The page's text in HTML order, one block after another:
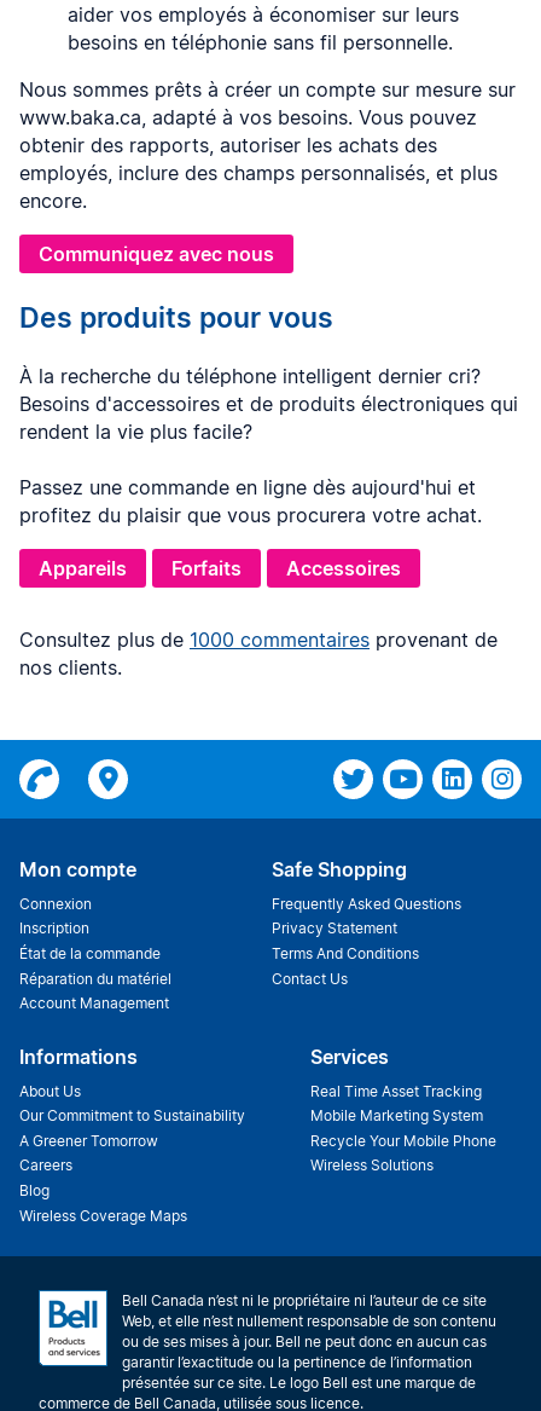
aider vos employés à économiser sur leurs
besoins en téléphonie sans fil personnelle.
Nous sommes prêts à créer un compte sur mesure sur
www.baka.ca, adapté à vos besoins. Vous pouvez
obtenir des rapports, autoriser les achats des
employés, inclure des champs personnalisés, et plus
encore.
Communiquez avec nous
Des produits pour vous
À la recherche du téléphone intelligent dernier cri?
Besoins d'accessoires et de produits électroniques qui
rendent la vie plus facile?
Passez une commande en ligne dès aujourd'hui et
profitez du plaisir que vous procurera votre achat.
Appareils Forfaits Accessoires
Consultez plus de 1000 commentaires provenant de
nos clients.
Mon compte
Connexion
Inscription
État de la commande
Réparation du matériel
Account Management
Safe Shopping
Frequently Asked Questions
Privacy Statement
Terms And Conditions
Contact Us
Informations
About Us
Our Commitment to Sustainability
A Greener Tomorrow
Careers
Blog
Wireless Coverage Maps
Services
Real Time Asset Tracking
Mobile Marketing System
Recycle Your Mobile Phone
Wireless Solutions
Bell Canada n’est ni le propriétaire ni l’auteur de ce site
Web, et elle n’est nullement responsable de son contenu
ou de ses mises à jour. Bell ne peut donc en aucun cas
garantir l’exactitude ou la pertinence de l’information
présentée sur ce site. Le logo Bell est une marque de
commerce de Bell Canada, utilisée sous licence.